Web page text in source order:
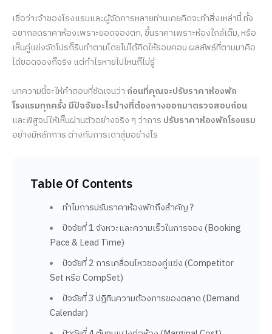
เชื่อว่าเจ้าของโรงแรมและผู้จัดการหลายท่านเคยคิดจะทำสิ่งเหล่านี้ ทั้ง
อยากลดราคาห้องเพราะยอดจองตก, ขึ้นราคาเพราะห้องใกล้เต็ม, หรือ
เห็นคู่แข่งจัดโปรก็รีบทำตามโดยไม่ได้คิดให้รอบคอบ ผลลัพธ์ที่ตามมาคือ
ได้ยอดจองก็จริง แต่กำไรหายไปไหนก็ไม่รู้
บทความนี้จะให้คำตอบที่ชัดเจนว่า ก่อนที่คุณจะปรับราคาห้องพัก
โรงแรมทุกครั้ง มีปัจจัยอะไรบ้างที่ต้องกางออกมาตรวจสอบก่อน
และพิสูจน์ให้เห็นผ่านตัวอย่างจริง ๆ ว่าการ ปรับราคาห้องพักโรงแรม
อย่างมีหลักการ ต่างกับการเดาสุ่มอย่างไร
Table Of Contents
ทำไมการปรับราคาห้องพักถึงสำคัญ ?
ปัจจัยที่ 1 จังหวะและความเร็วในการจอง (Booking
Pace & Lead Time)
ปัจจัยที่ 2 การเคลื่อนไหวของคู่แข่ง (Competitor
Set หรือ CompSet)
ปัจจัยที่ 3 ปฏิทินความต้องการของตลาด (Demand
Calendar)